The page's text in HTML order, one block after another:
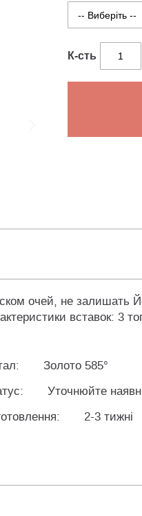
К-сть
очей, не залишать
вставок: 3
Золото 585°
Уточнюйте
2-3 тижні